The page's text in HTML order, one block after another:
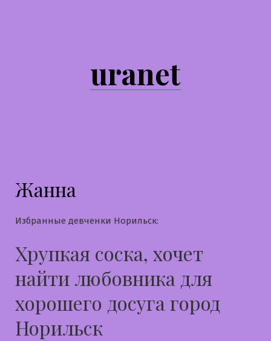
uranet
Жанна
Избранные девченки Норильск:
Хрупкая соска, хочет
найти любовника для
хорошего досуга город
Норильск